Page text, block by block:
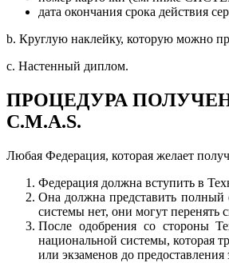
дата окончания срока действия
b. Круглую наклейку, которую можно
c. Настенный диплом.
ПРОЦЕДУРА
C.M.A.S.
Любая Федерация, которая желает
Федерация должна вступить в
Она должна представить полный
системы нет, они могут перенять
После одобрения со стороны
национальной системы, которая
или экзаменов до предоставления